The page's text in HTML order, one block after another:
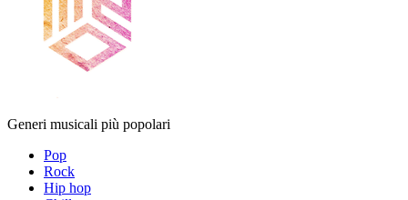
Generi musicali più popolari
Pop
Rock
Hip hop